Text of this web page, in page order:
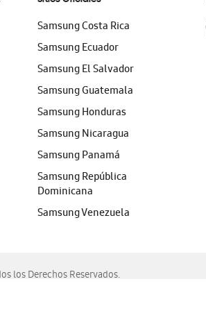
Samsung Costa Rica
Samsung Ecuador
Samsung El Salvador
Samsung Guatemala
Samsung Honduras
Samsung Nicaragua
Samsung Panamá
Samsung República
Dominicana
Samsung Venezuela
los Derechos Reservados.